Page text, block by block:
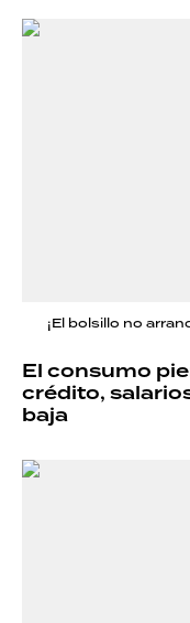
¡El bolsillo no
El consumo
crédito,
baja